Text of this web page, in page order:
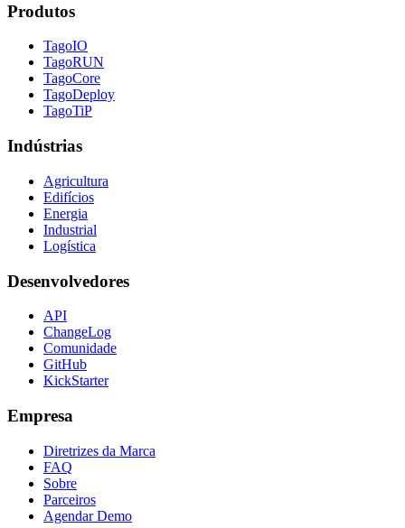
Produtos
TagoIO
TagoRUN
TagoCore
TagoDeploy
TagoTiP
Indústrias
Agricultura
Edifícios
Energia
Industrial
Logística
Desenvolvedores
API
ChangeLog
Comunidade
GitHub
KickStarter
Empresa
Diretrizes da Marca
FAQ
Sobre
Parceiros
Agendar Demo